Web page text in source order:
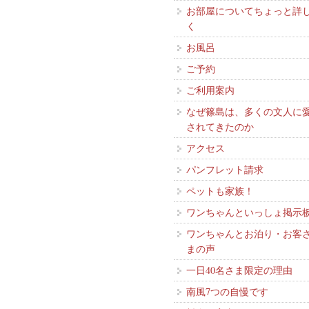
お部屋についてちょっと詳
く
お風呂
ご予約
ご利用案内
なぜ篠島は、多くの文人に
されてきたのか
アクセス
パンフレット請求
ペットも家族！
ワンちゃんといっしょ掲示
ワンちゃんとお泊り・お客さ
まの声
一日40名さま限定の理由
南風7つの自慢です